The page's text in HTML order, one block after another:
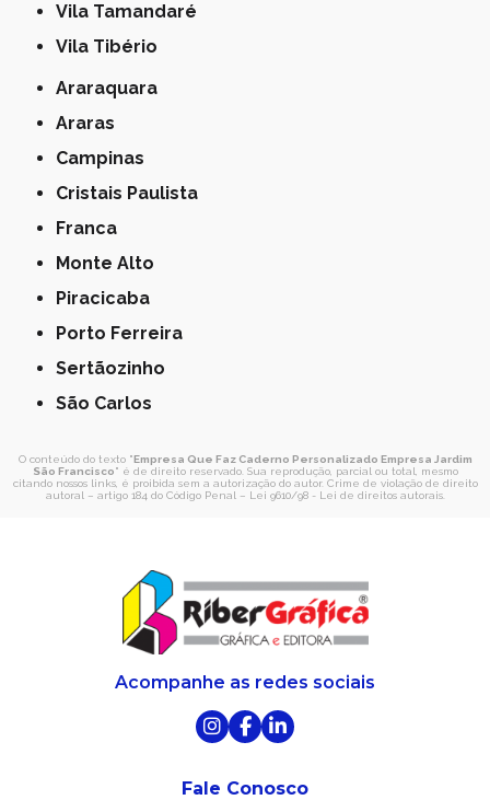
Vila Tamandaré
Vila Tibério
Araraquara
Araras
Campinas
Cristais Paulista
Franca
Monte Alto
Piracicaba
Porto Ferreira
Sertãozinho
São Carlos
O conteúdo do texto "Empresa Que Faz Caderno Personalizado Empresa Jardim
São Francisco" é de direito reservado. Sua reprodução, parcial ou total, mesmo
citando nossos links, é proibida sem a autorização do autor. Crime de violação de direito
autoral – artigo 184 do Código Penal – Lei 9610/98 - Lei de direitos autorais.
Acompanhe as redes sociais
Fale Conosco